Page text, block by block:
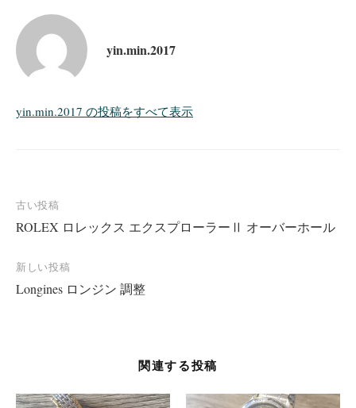
yin.min.2017
yin.min.2017 の投稿をすべて表示
投
稿
ナ
ビ
ン
古い投稿
ROLEX ロレックス エクスプローラーⅡ オーバーホール
新しい投稿
Longines ロンジン 調整
関連する投稿